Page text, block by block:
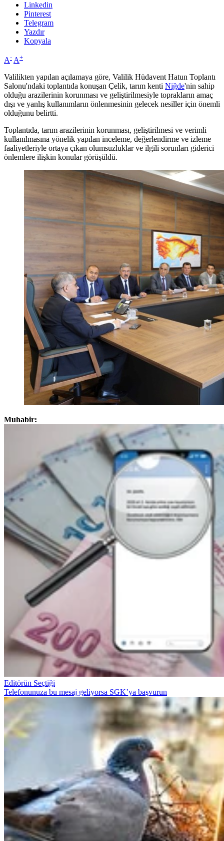
Linkedin
Pinterest
Telegram
Yazdır
Kopyala
A- A+
Valilikten yapılan açılamaya göre, Valilik Hüdavent Hatun Toplantı
Salonu'ndaki toplantıda konuşan Çelik, tarım kenti Niğde'nin sahip
olduğu arazilerinin korunması ve geliştirilmesiyle toprakların amaç
dışı ve yanlış kullanımların önlenmesinin gelecek nesiller için önemli
olduğunu belirtti.
Toplantıda, tarım arazilerinin korunması, geliştirilmesi ve verimli
kullanılmasına yönelik yapılan inceleme, değerlendirme ve izleme
faaliyetleriyle ortaya çıkan olumsuzluklar ve ilgili sorunları giderici
önlemlere ilişkin konular görüşüldü.
Muhabir:
Editörün Seçtiği
Telefonunuza bu mesaj geliyorsa SGK’ya başvurun